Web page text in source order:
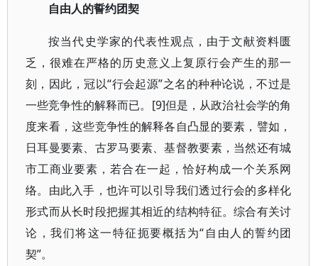
自由人的誓约团契
按当代史学家的代表性观点，由于文献资料匮
乏，很难在严格的历史意义上复原行会产生的那一
刻，因此，冠以“行会起源”之名的种种论说，不过是
一些竞争性的解释而已。[9]但是，从政治社会学的角
度来看，这些竞争性的解释各自凸显的要素，譬如，
日耳曼要素、古罗马要素、基督教要素，当然还有城
市工商业要素，若合在一起，恰好构成一个关系网
络。由此入手，也许可以引导我们透过行会的多样化
形式而从长时段把握其相近的结构特征。综合有关讨
论，我们将这一特征扼要概括为“自由人的誓约团
契”。